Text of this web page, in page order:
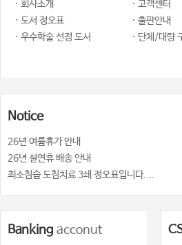
· 회사소개
· 고객센터
· 도서 정오표
· 출판안내
· 우수학술 선정 도서
· 단체/대량
Notice
26년 여륨휴가 안내
26년 설연휴 배송 안내
최소침습 도침치료 3쇄 정오표입니다....
Banking acconut